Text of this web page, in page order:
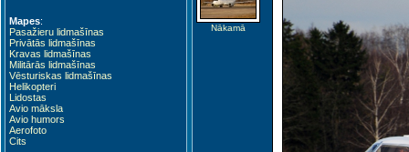
Mapes:
Pasažieru lidmašīnas
Privātās lidmašīnas
Kravas lidmašīnas
Militārās lidmašīnas
Vēsturiskas lidmašīnas
Helikopteri
Lidostas
Avio māksla
Avio humors
Aerofoto
Cits
Nākamā